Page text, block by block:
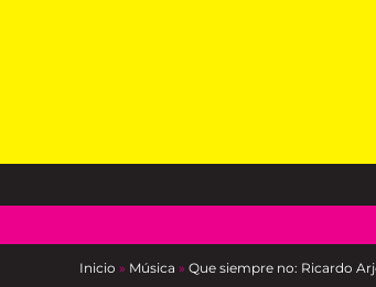
Inicio » Música » Que siempre no: Ricardo